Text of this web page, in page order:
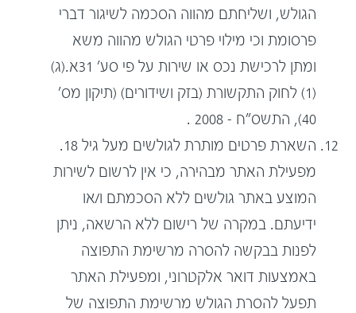
הגולש, ושליחתם מהווה הסכמה לשיגור דברי
פרסומת וכי מילוי פרטי הגולש מהווה משא
ומתן לרכישת נכס או שירות על פי סע' 31א.(ג)
(1) לחוק התקשורת (בזק ושידורים) (תיקון מס'
40), התשס"ח – 2008 .
השארת פרטים מותרת לגולשים מעל גיל 18.
מפעילת האתר מבהירה, כי אין לרשום לשירות
המוצע באתר גולשים ללא הסכמתם ו/או
ידיעתם. במקרה של רישום ללא הרשאה, ניתן
לפנות בבקשה להסרה מרשימת התפוצה
באמצעות דואר אלקטרוני, ומפעילת האתר
תפעל להסרת הגולש מרשימת התפוצה של